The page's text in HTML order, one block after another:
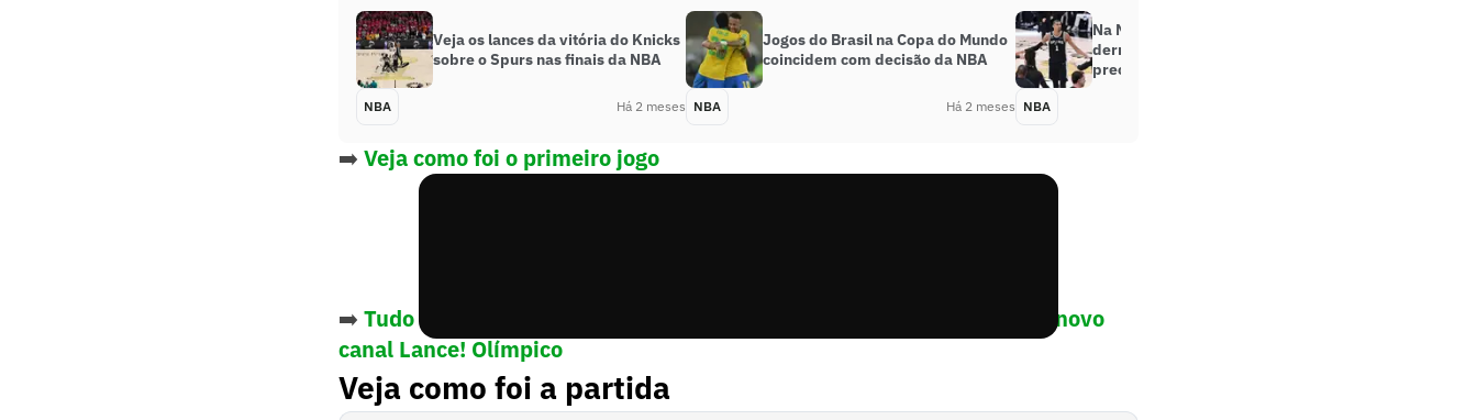
Veja os lances da vitória do Knicks
sobre o Spurs nas finais da NBA
NBA Há 2 meses
Jogos do Brasil na Copa do Mundo
coincidem com decisão da NBA
NBA Há 2 meses
Na NBA, Wembanyama minimiza
derrota dos Spurs: ‘Não estou
preocupado’
NBA
➡️ Veja como foi o primeiro jogo
➡️ Tudo sobre os esportes olímpicos agora no WhatsApp. Siga o nosso novo
canal Lance! Olímpico
Veja como foi a partida